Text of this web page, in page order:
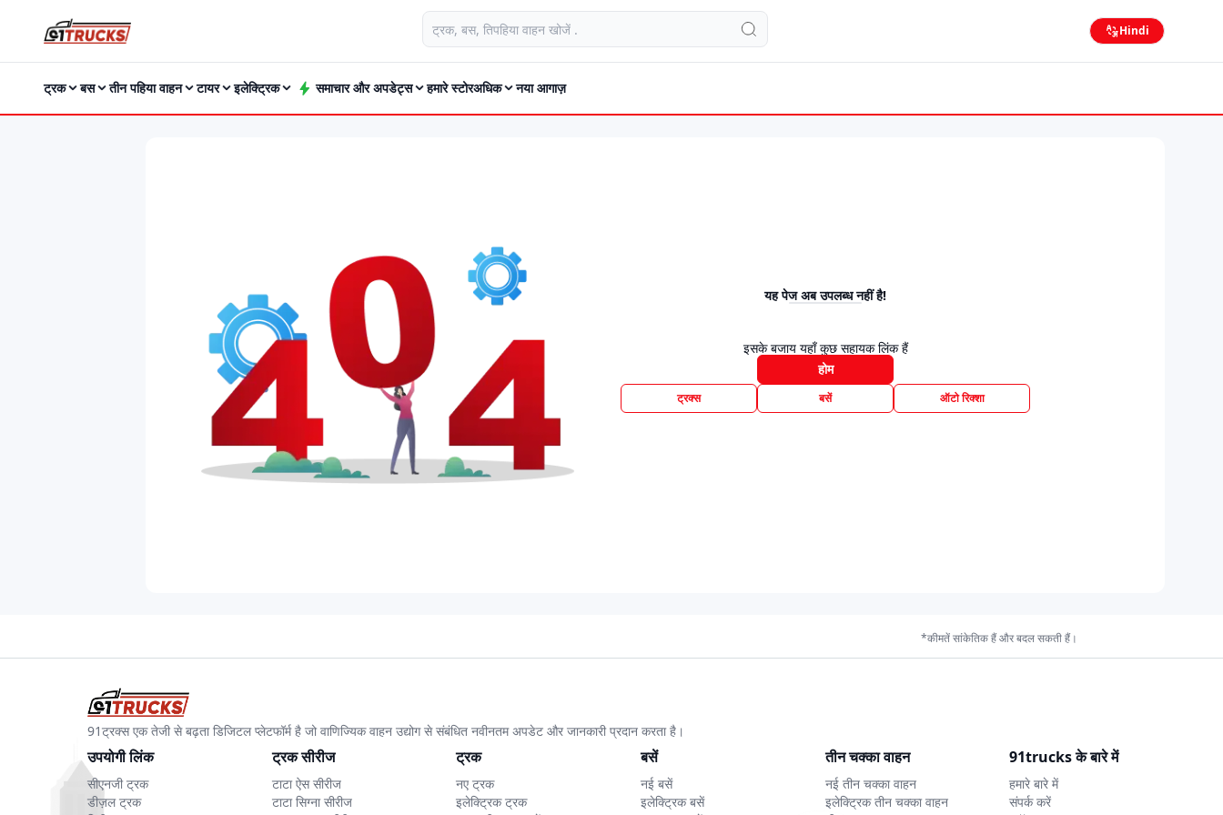
Hindi
ट्रक बस तीन पहिया वाहन टायर इलेक्ट्रिक समाचार और अपडेट्स हमारे स्टोरअधिक नया आगाज़
यह पेज अब उपलब्ध नहीं है!
इसके बजाय यहाँ कुछ सहायक लिंक हैं
होम
ट्रक्स बसें ऑटो रिक्शा
*कीमतें सांकेतिक हैं और बदल सकती हैं।
91ट्रक्स एक तेजी से बढ़ता डिजिटल प्लेटफॉर्म है जो वाणिज्यिक वाहन उद्योग से संबंधित नवीनतम अपडेट और जानकारी प्रदान करता है।
उपयोगी लिंक
सीएनजी ट्रक
डीज़ल ट्रक
ट्रक सीरीज
टाटा ऐस सीरीज
टाटा सिग्ना सीरीज
ट्रक
नए ट्रक
इलेक्ट्रिक ट्रक
बसें
नई बसें
इलेक्ट्रिक बसें
तीन चक्का वाहन
नई तीन चक्का वाहन
इलेक्ट्रिक तीन चक्का वाहन
91trucks के बारे में
हमारे बारे में
संपर्क करें